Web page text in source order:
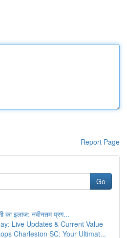
Report Page
Go
का इलाज: नवीनतम प्रग...
Live Updates & Current Value
Charleston SC: Your Ultimat...